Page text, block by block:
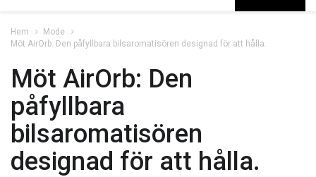
Hem
Mode
Möt AirOrb: Den påfyllbara bilsaromatisören designad för att hålla.
Möt AirOrb: Den
påfyllbara
bilsaromatisören
designad för att hålla.